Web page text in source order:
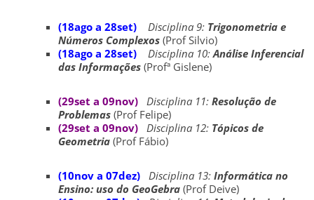
(18ago a 28set) Disciplina 9: Trigonometria e
Números Complexos (Prof Silvio)
(18ago a 28set)
Disciplina 10:Análise Inferencial
das Informações (Profª Gislene)
(29set a 09nov) Disciplina 11: Resolução de
Problemas (Prof Felipe)
(29set a 09nov)
Disciplina 12: Tópicos de
Geometria (Prof Fábio)
(10nov a 07dez) Disciplina 13: Informática no
Ensino: uso do GeoGebra (Prof Deive)